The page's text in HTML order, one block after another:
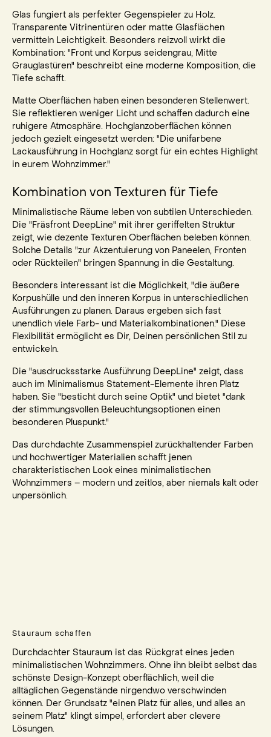
Glas fungiert als perfekter Gegenspieler zu Holz.
Transparente Vitrinentüren oder matte Glasflächen
vermitteln Leichtigkeit. Besonders reizvoll wirkt die
Kombination: "Front und Korpus seidengrau, Mitte
Grauglastüren" beschreibt eine moderne Komposition, die
Tiefe schafft.
Matte Oberflächen haben einen besonderen Stellenwert.
Sie reflektieren weniger Licht und schaffen dadurch eine
ruhigere Atmosphäre. Hochglanzoberflächen können
jedoch gezielt eingesetzt werden: "Die unifarbene
Lackausführung in Hochglanz sorgt für ein echtes Highlight
in eurem Wohnzimmer."
Kombination von Texturen für Tiefe
Minimalistische Räume leben von subtilen Unterschieden.
Die "Fräsfront DeepLine" mit ihrer geriffelten Struktur
zeigt, wie dezente Texturen Oberflächen beleben können.
Solche Details "zur Akzentuierung von Paneelen, Fronten
oder Rückteilen" bringen Spannung in die Gestaltung.
Besonders interessant ist die Möglichkeit, "die äußere
Korpushülle und den inneren Korpus in unterschiedlichen
Ausführungen zu planen. Daraus ergeben sich fast
unendlich viele Farb- und Materialkombinationen." Diese
Flexibilität ermöglicht es Dir, Deinen persönlichen Stil zu
entwickeln.
Die "ausdrucksstarke Ausführung DeepLine" zeigt, dass
auch im Minimalismus Statement-Elemente ihren Platz
haben. Sie "besticht durch seine Optik" und bietet "dank
der stimmungsvollen Beleuchtungsoptionen einen
besonderen Pluspunkt."
Das durchdachte Zusammenspiel zurückhaltender Farben
und hochwertiger Materialien schafft jenen
charakteristischen Look eines minimalistischen
Wohnzimmers – modern und zeitlos, aber niemals kalt oder
unpersönlich.
Stauraum schaffen
Durchdachter Stauraum ist das Rückgrat eines jeden
minimalistischen Wohnzimmers. Ohne ihn bleibt selbst das
schönste Design-Konzept oberflächlich, weil die
alltäglichen Gegenstände nirgendwo verschwinden
können. Der Grundsatz "einen Platz für alles, und alles an
seinem Platz" klingt simpel, erfordert aber clevere
Lösungen.